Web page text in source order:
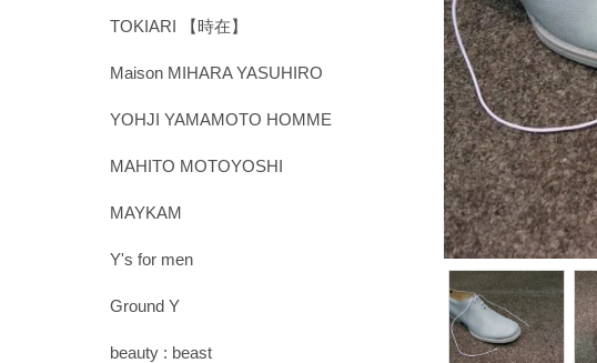
TOKIARI 【時在】
Maison MIHARA YASUHIRO
YOHJI YAMAMOTO HOMME
MAHITO MOTOYOSHI
MAYKAM
Y's for men
Ground Y
beauty : beast